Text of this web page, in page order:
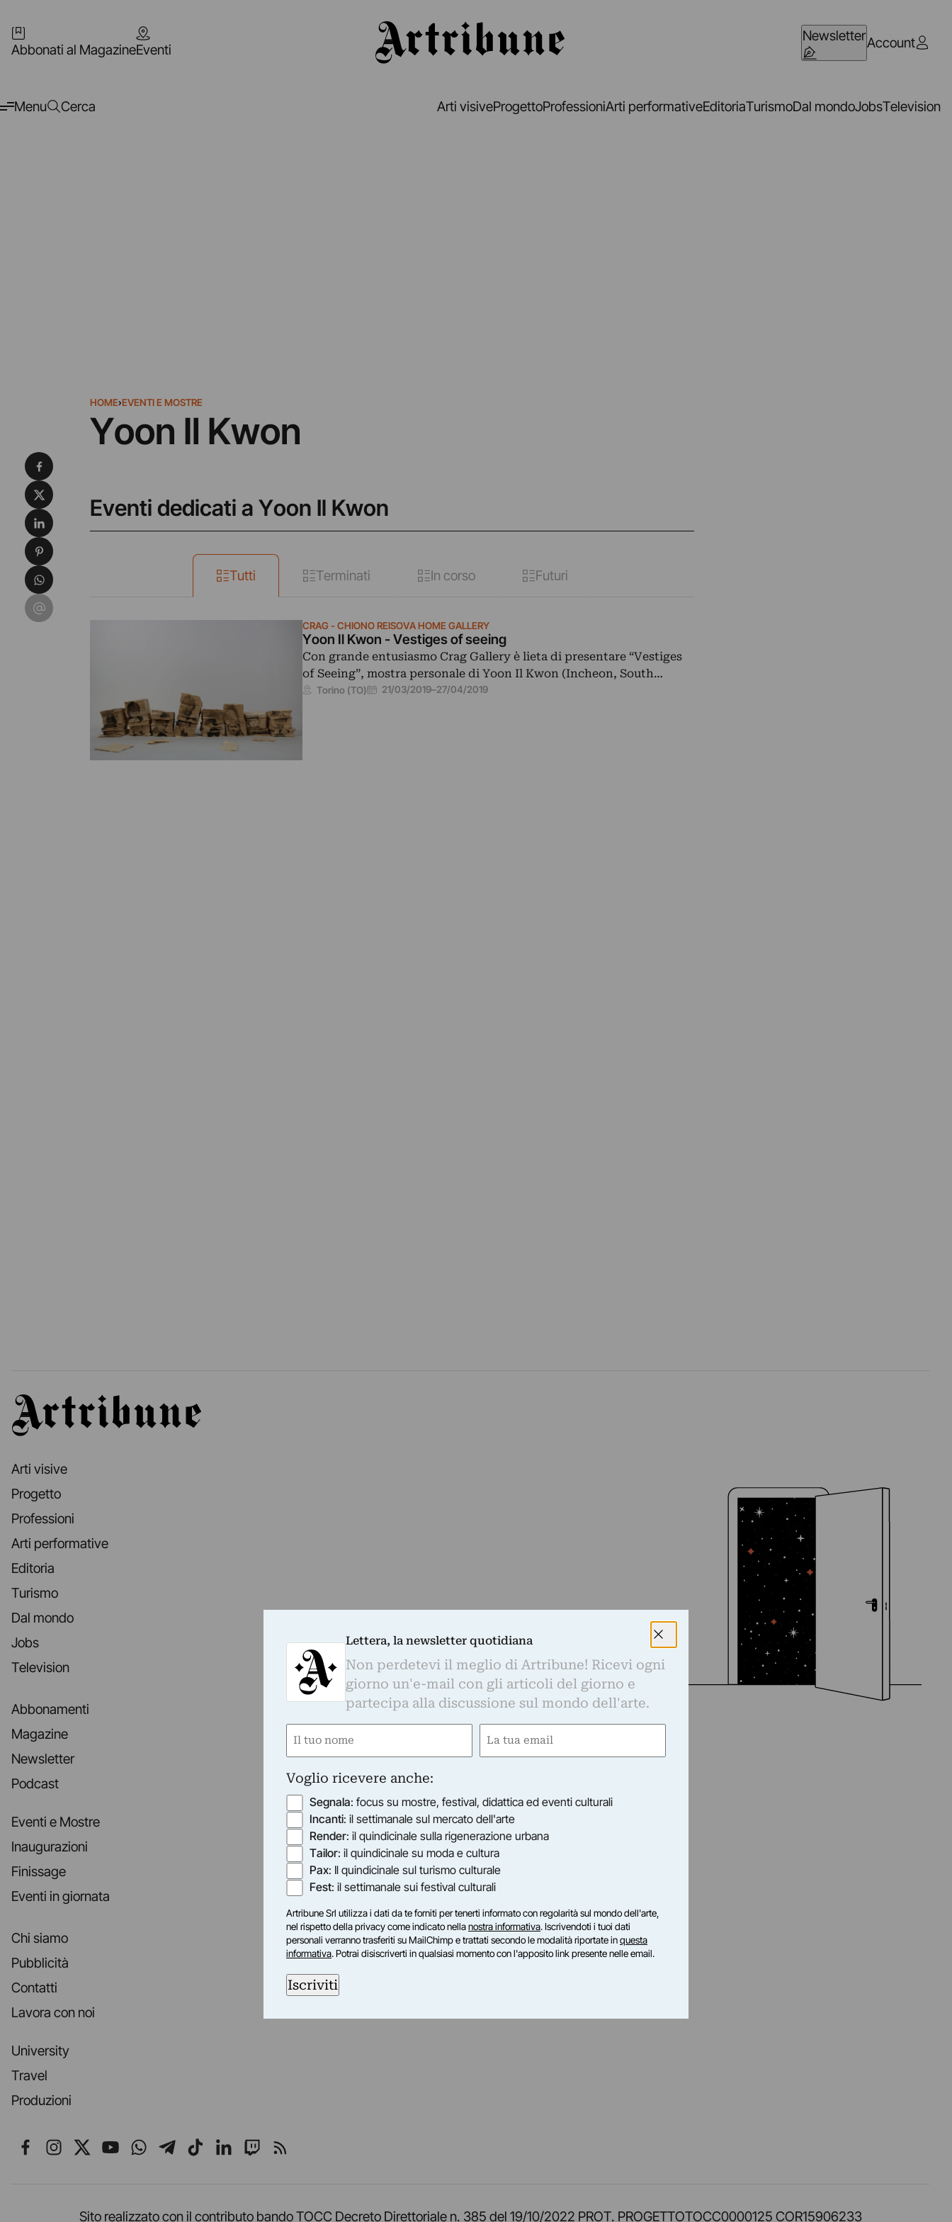
Abbonati al MagazineEventi
NewsletterAccount
Menu Cerca Arti visiveProgettoProfessioniArti performativeEditoriaTurismoDal mondoJobsTelevision
HOME›EVENTI E MOSTRE
Yoon Il Kwon
Eventi dedicati a Yoon Il Kwon
Tutti Terminati In corso Futuri
CRAG - CHIONO REISOVA HOME GALLERY
Yoon Il Kwon - Vestiges of seeing
Con grande entusiasmo Crag Gallery è lieta di presentare “Vestiges
of Seeing”, mostra personale di Yoon Il Kwon (Incheon, South…
Torino (TO) 21/03/2019–27/04/2019
Condividi su Facebook
Condividi su X
Condividi su LinkedIn
Condividi su Pinterest
Condividi su WhatsApp
Condividi su Email
Artribune
Arti visive
Progetto
Professioni
Arti performative
Editoria
Turismo
Dal mondo
Jobs
Television
Abbonamenti
Magazine
Newsletter
Podcast
Eventi e Mostre
Inaugurazioni
Finissage
Eventi in giornata
Chi siamo
Pubblicità
Contatti
Lavora con noi
University
Travel
Produzioni
Seguici su Facebook
Seguici su Instagram
Seguici su X
Seguici su YouTube
Seguici su WhatsApp
Seguici su Telegram
Seguici su TikTok
Seguici su LinkedIn
Seguici su Twitch
Seguici su Rss
Sito realizzato con il contributo bando TOCC Decreto Direttoriale n. 385 del 19/10/2022 PROT. PROGETTOTOCC0000125 COR15906233
Lettera, la newsletter quotidiana
Non perdetevi il meglio di Artribune! Ricevi ogni
giorno un'e-mail con gli articoli del giorno e
partecipa alla discussione sul mondo dell'arte.
Nome
Email
Voglio ricevere anche:
Segnala: focus su mostre, festival, didattica ed eventi culturali
Incanti: il settimanale sul mercato dell'arte
Render: il quindicinale sulla rigenerazione urbana
Tailor: il quindicinale su moda e cultura
Pax: Il quindicinale sul turismo culturale
Fest: il settimanale sui festival culturali
Artribune Srl utilizza i dati da te forniti per tenerti informato con regolarità sul mondo dell'arte,
nel rispetto della privacy come indicato nellanostra informativa. Iscrivendoti i tuoi dati
personali verranno trasferiti su MailChimp e trattati secondo le modalità riportate inquesta
informativa. Potrai disiscriverti in qualsiasi momento con l'apposito link presente nelle email.
Iscriviti